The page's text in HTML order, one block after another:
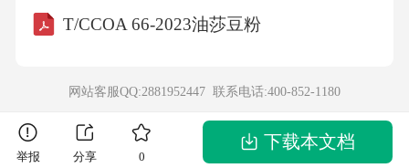
件）；2.是否公平合理（如违约金过高）。-法
析：格式条款需对弱势方公平，中车作为采购
T/CCOA 66-2023油莎豆粉
网站客服QQ:2881952447 联系电话:400-852-1180
举报 分享 0
下载本文档